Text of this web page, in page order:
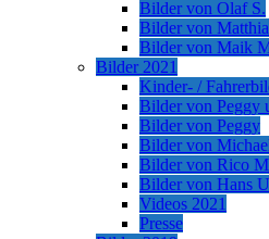
Bilder von Olaf S.
Bilder von
Bilder von Maik
Bilder 2021
Kinder- /
Bilder von Peggy
Bilder von Peggy
Bilder von
Bilder von Rico
Bilder von Hans
Videos 2021
Presse